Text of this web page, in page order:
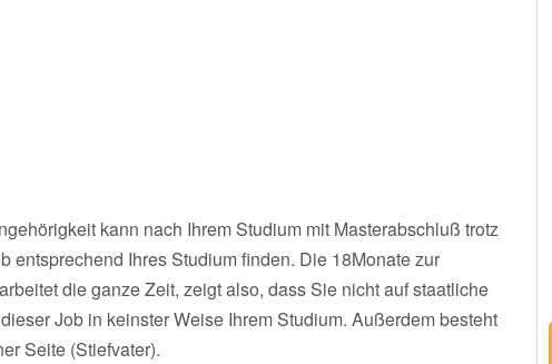
kann nach Ihrem Studium mit Masterabschluß trotz
entsprechend Ihres Studium finden. Die 18Monate zur
die ganze Zeit, zeigt also, dass Sie nicht auf staatliche
Job in keinster Weise Ihrem Studium. Außerdem besteht
Seite (Stiefvater).